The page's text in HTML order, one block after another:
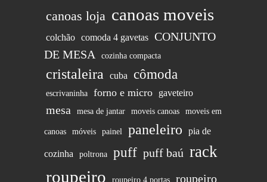
canoas loja canoas moveis
colchão comoda 4 gavetas CONJUNTO
DE MESA
cozinha compacta
cristaleira cuba cômoda
escrivaninha forno e micro gaveteiro
mesa mesa de jantar moveis canoas moveis em
canoas móveis painel paneleiro pia de
cozinha poltrona puff puff baú rack
roupeiro roupeiro 4 portas roupeiro